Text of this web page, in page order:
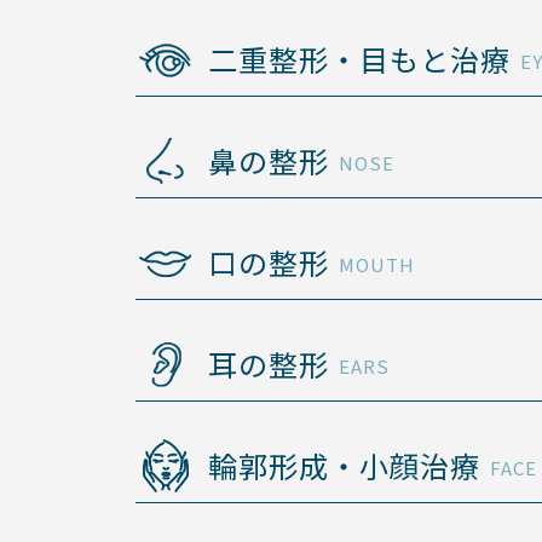
二重整形・目もと治療
鼻の整形 NOSE
口の整形 MOUTH
耳の整形 EARS
輪郭形成・小顔治療 FACE